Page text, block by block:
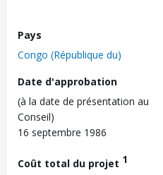
Pays
Congo (République du)
Date d'approbation
(à la date de présentation au
Conseil)
16 septembre 1986
Coût total du projet 1